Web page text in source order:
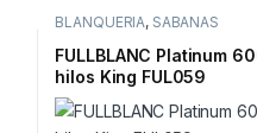
BLANQUERIA, SABANAS
FULLBLANC Platinum
hilos King FUL059